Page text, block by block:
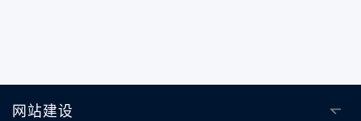
网站建设